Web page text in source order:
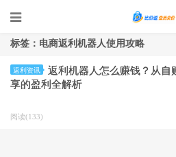
标签：电商返利机器人使用攻略
返利资讯
返利机器人怎么赚钱？从自
享的盈利全解析
阅读(133)